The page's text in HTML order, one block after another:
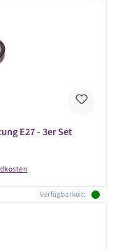
E27 - 3er Set
Verfügbarkeit: